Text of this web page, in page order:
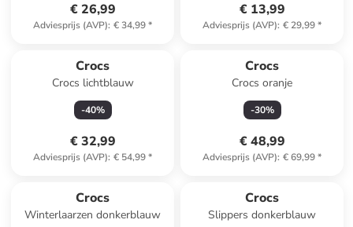
€ 26,99
Adviesprijs (AVP): € 34,99*
€ 13,99
Adviesprijs (AVP): € 29,99*
Crocs
Crocs lichtblauw
-40%
€ 32,99
Adviesprijs (AVP): € 54,99*
Crocs
Crocs oranje
-30%
€ 48,99
Adviesprijs (AVP): € 69,99*
Crocs
Winterlaarzen donkerblauw
Crocs
Slippers donkerblauw